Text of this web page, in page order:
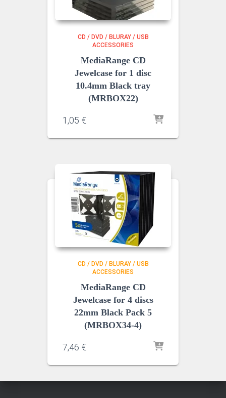
CD / DVD / BLURAY / USB
ACCESSORIES
MediaRange CD
Jewelcase for 1 disc
10.4mm Black tray
(MRBOX22)
1,05 €
CD / DVD / BLURAY / USB
ACCESSORIES
MediaRange CD
Jewelcase for 4 discs
22mm Black Pack 5
(MRBOX34-4)
7,46 €